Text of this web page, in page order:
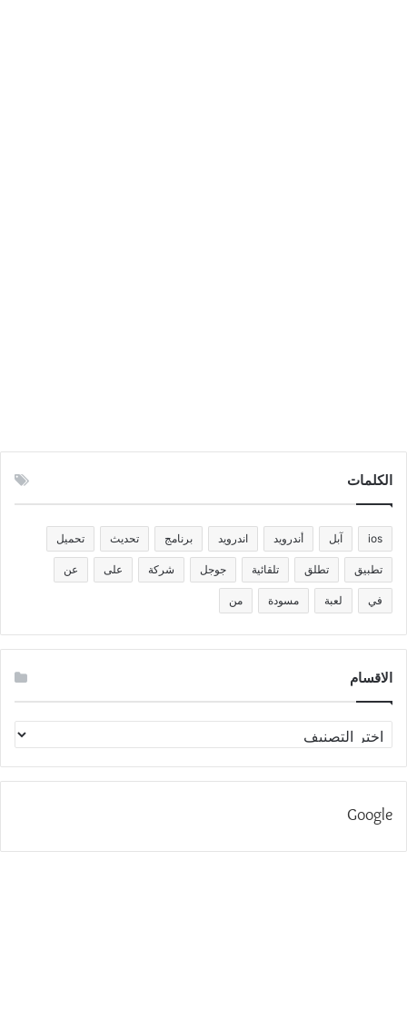
الكلمات
ios آبل أندرويد اندرويد برنامج تحديث تحميل
تطبيق تطلق تلقائية جوجل شركة على عن
في لعبة مسودة من
الاقسام
الاقسام
Google